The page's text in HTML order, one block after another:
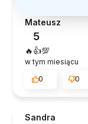
Mateusz
5
🔥👍️💯
w tym miesiącu
0
0
Sandra